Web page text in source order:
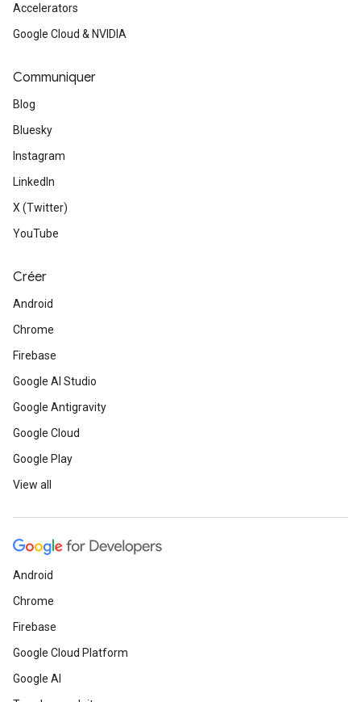
Accelerators
Google Cloud & NVIDIA
Communiquer
Blog
Bluesky
Instagram
LinkedIn
X (Twitter)
YouTube
Créer
Android
Chrome
Firebase
Google AI Studio
Google Antigravity
Google Cloud
Google Play
View all
Android
Chrome
Firebase
Google Cloud Platform
Google AI